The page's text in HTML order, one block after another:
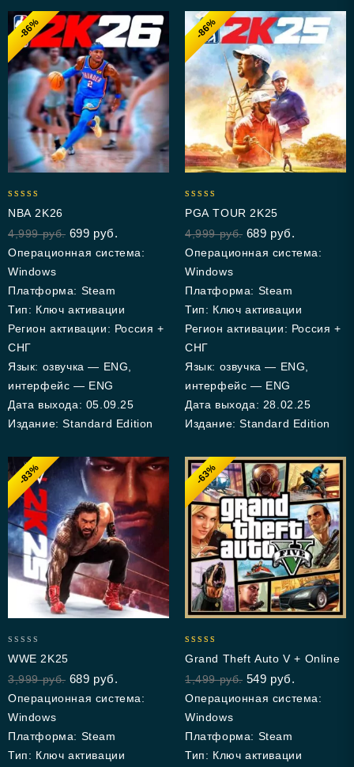
-86%
out of 5
NBA 2K26
4,999руб. 699 руб.
Операционная система:
Windows
Платформа: Steam
Тип: Ключ активации
Регион активации: Россия +
СНГ
Язык: озвучка — ENG,
интерфейс — ENG
Дата выхода: 05.09.25
Издание: Standard Edition
-86%
out of 5
PGA TOUR 2K25
4,999руб. 689 руб.
Операционная система:
Windows
Платформа: Steam
Тип: Ключ активации
Регион активации: Россия +
СНГ
Язык: озвучка — ENG,
интерфейс — ENG
Дата выхода: 28.02.25
Издание: Standard Edition
-83%
out
of
5
WWE 2K25
3,999руб. 689 руб.
Операционная система:
Windows
Платформа: Steam
Тип: Ключ активации
-63%
out of 5
Grand Theft Auto V + Online
1,499руб. 549 руб.
Операционная система:
Windows
Платформа: Steam
Тип: Ключ активации